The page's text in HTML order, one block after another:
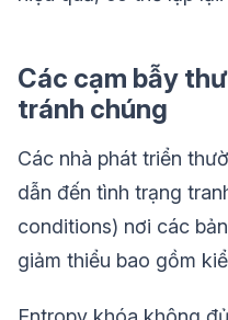
Các cạm bẫy
tránh chúng
Các nhà phát triển
dẫn đến tình trạng
conditions) nơi các
giảm thiểu bao gồm